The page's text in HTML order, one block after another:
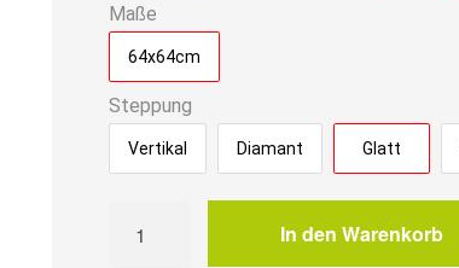
Maße
64x64cm
Steppung
Vertikal Diamant Glatt
Eckbank
In den Warenkorb